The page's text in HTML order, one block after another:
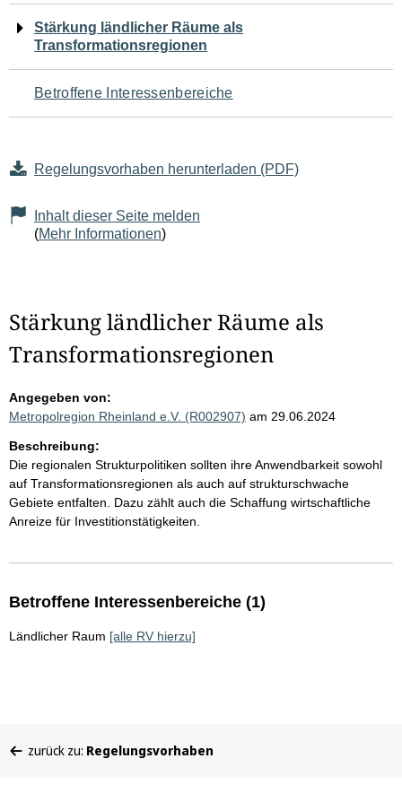
Navigation
für
den
Stärkung ländlicher Räume als
Transformationsregionen
Betroffene Interessenbereiche
Regelungsvorhaben herunterladen (PDF)
Inhalt dieser Seite melden
(Mehr Informationen)
Stärkung ländlicher Räume als
Transformationsregionen
Angegeben von:
Metropolregion Rheinland e.V. (R002907) am 29.06.2024
Beschreibung:
Die regionalen Strukturpolitiken sollten ihre Anwendbarkeit sowohl
auf Transformationsregionen als auch auf strukturschwache
Gebiete entfalten. Dazu zählt auch die Schaffung wirtschaftliche
Anreize für Investitionstätigkeiten.
Betroffene Interessenbereiche (1)
Ländlicher Raum [alle RV hierzu]
befinden
zurück zu: Regelungsvorhaben